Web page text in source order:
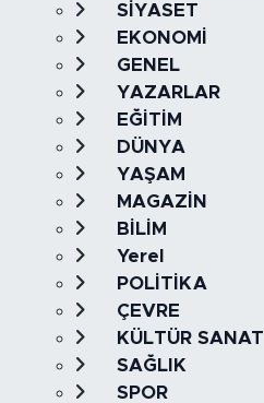
SİYASET
EKONOMİ
GENEL
YAZARLAR
EĞİTİM
DÜNYA
YAŞAM
MAGAZİN
BİLİM
Yerel
POLİTİKA
ÇEVRE
KÜLTÜR SANAT
SAĞLIK
SPOR